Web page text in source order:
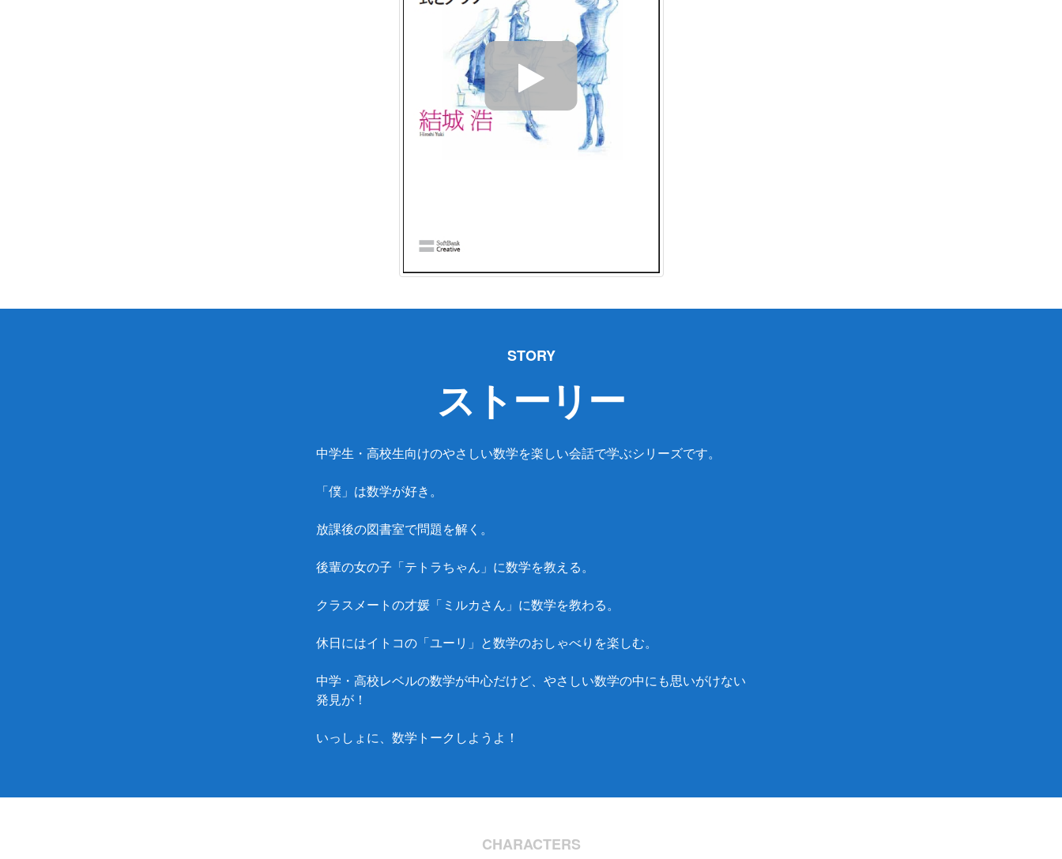
STORY
ストーリー
中学生・高校生向けのやさしい数学を楽しい会話で学ぶシリーズです。
「僕」は数学が好き。
放課後の図書室で問題を解く。
後輩の女の子「テトラちゃん」に数学を教える。
クラスメートの才媛「ミルカさん」に数学を教わる。
休日にはイトコの「ユーリ」と数学のおしゃべりを楽しむ。
中学・高校レベルの数学が中心だけど、やさしい数学の中にも思いがけない
発見が！
いっしょに、数学トークしようよ！
CHARACTERS